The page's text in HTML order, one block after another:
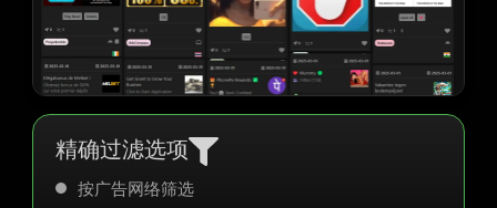
精确过滤选项
按广告网络筛选